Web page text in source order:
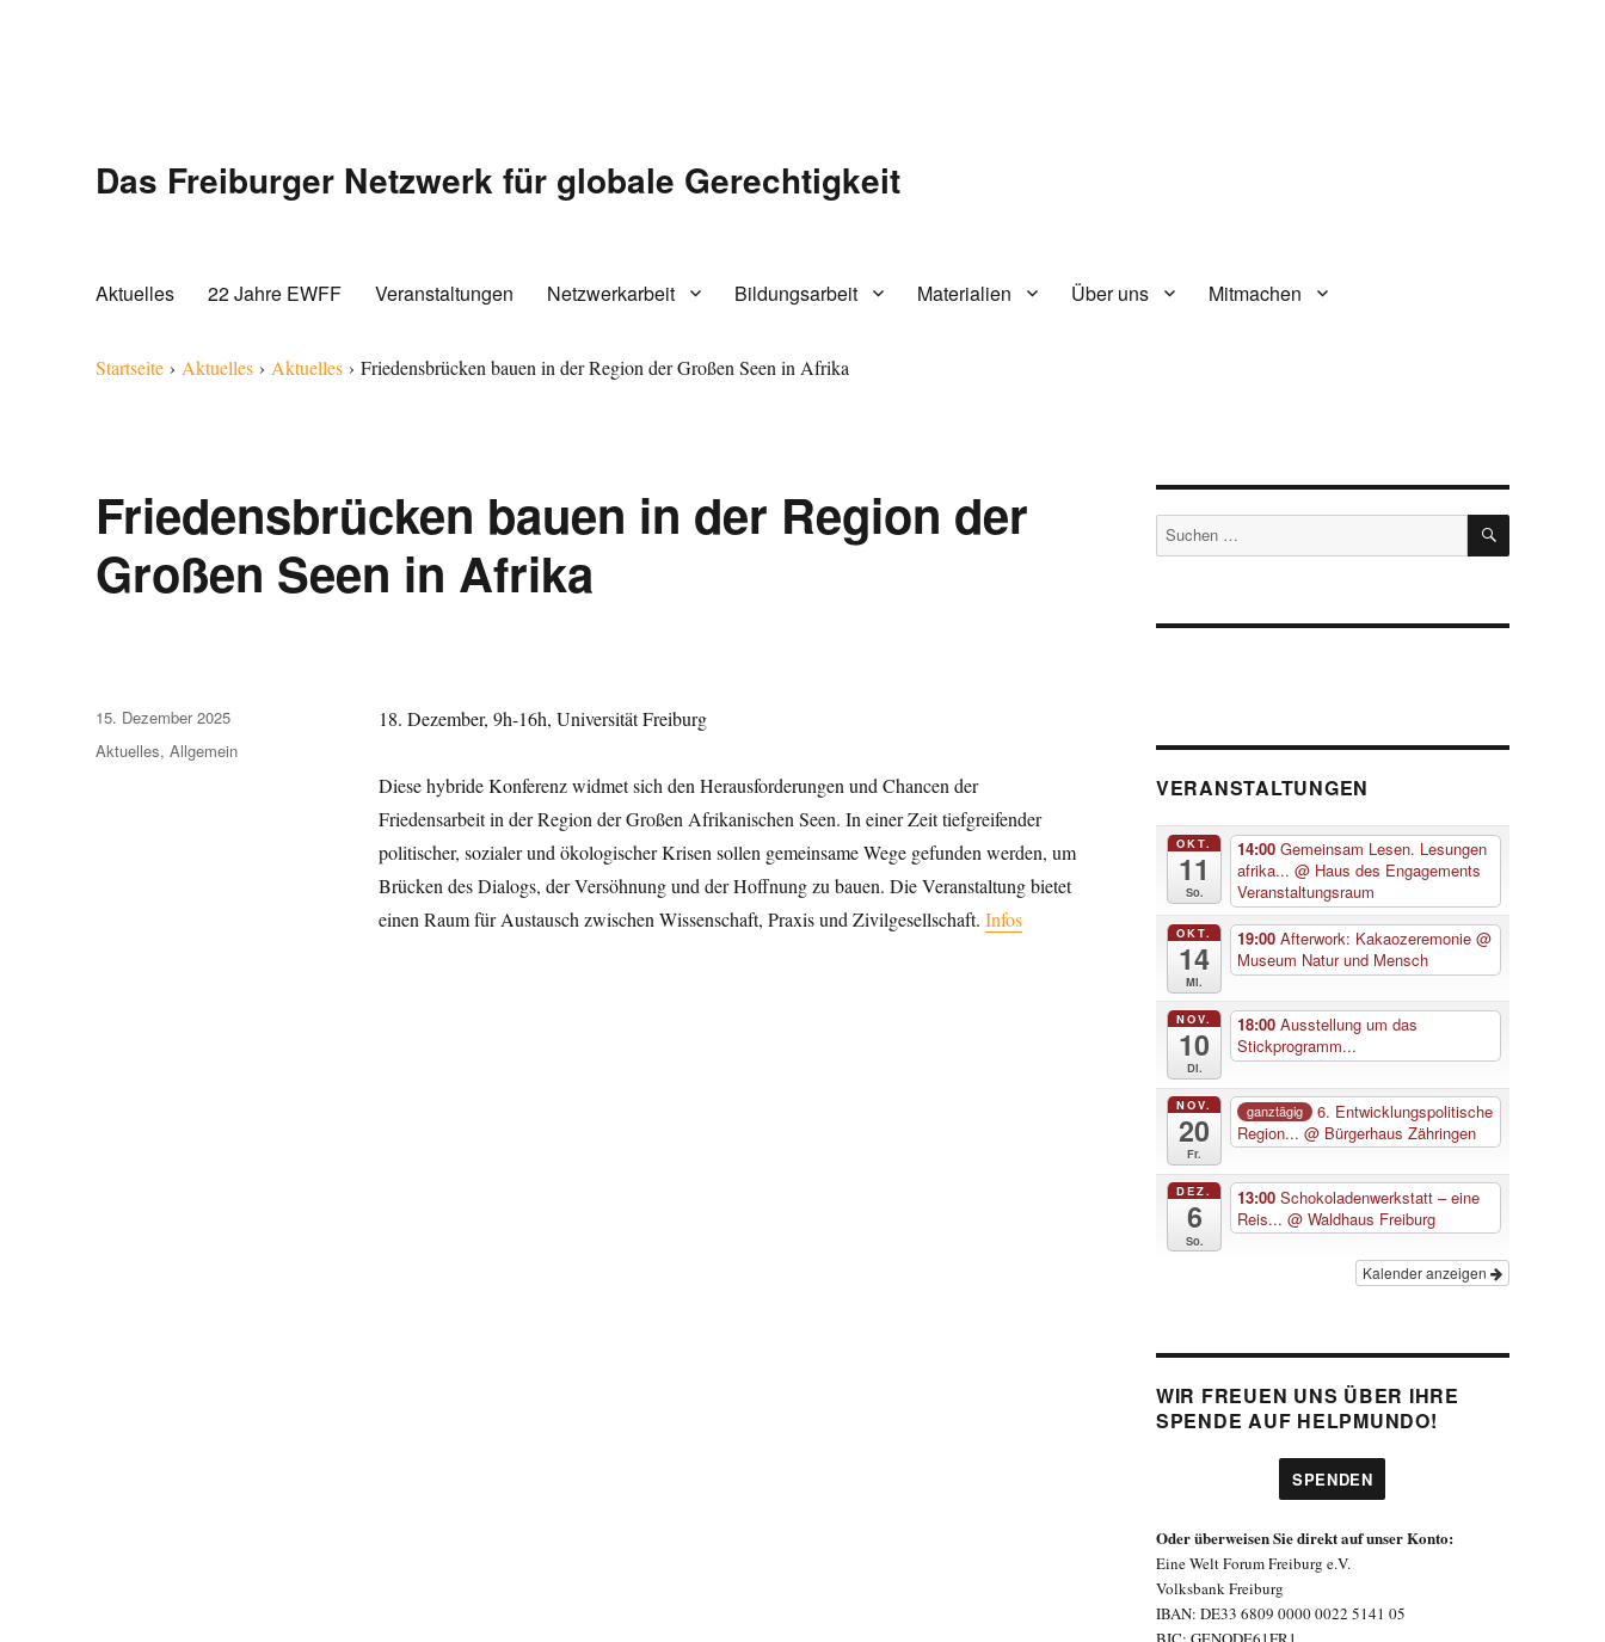
Das Freiburger Netzwerk für globale Gerechtigkeit
Aktuelles 22 Jahre EWFF Veranstaltungen Netzwerkarbeit Bildungsarbeit Materialien Über uns Mitmachen
Startseite › Aktuelles › Aktuelles ›Friedensbrücken bauen in der Region der Großen Seen in Afrika
Friedensbrücken bauen in der Region der
Großen Seen in Afrika
18. Dezember, 9h-16h, Universität Freiburg
Diese hybride Konferenz widmet sich den Herausforderungen und Chancen der
Friedensarbeit in der Region der Großen Afrikanischen Seen. In einer Zeit tiefgreifender
politischer, sozialer und ökologischer Krisen sollen gemeinsame Wege gefunden werden, um
Brücken des Dialogs, der Versöhnung und der Hoffnung zu bauen. Die Veranstaltung bietet
einen Raum für Austausch zwischen Wissenschaft, Praxis und Zivilgesellschaft. Infos
Veröffentlicht
am
15. Dezember 2025
Kategorien
Aktuelles,Allgemein
Suche
nach:
SUCHEN
VERANSTALTUNGEN
OKT.
11
So.
14:00Gemeinsam Lesen. Lesungen
afrika...@ Haus des Engagements
Veranstaltungsraum
OKT.
14
Mi.
19:00Afterwork: Kakaozeremonie@
Museum Natur und Mensch
NOV.
10
Di.
18:00Ausstellung um das
Stickprogramm...
NOV.
20
Fr.
ganztägig
6. Entwicklungspolitische
Region...@ Bürgerhaus Zähringen
DEZ.
6
So.
13:00Schokoladenwerkstatt – eine
Reis...@ Waldhaus Freiburg
Kalender anzeigen
WIR FREUEN UNS ÜBER IHRE
SPENDE AUF HELPMUNDO!
SPENDEN
Oder überweisen Sie direkt auf unser Konto:
Eine Welt Forum Freiburg e.V.
Volksbank Freiburg
IBAN: DE33 6809 0000 0022 5141 05